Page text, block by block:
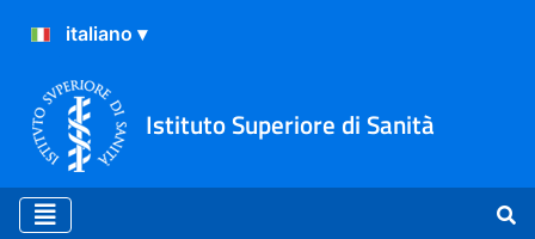
Istituto Superiore di Sanità